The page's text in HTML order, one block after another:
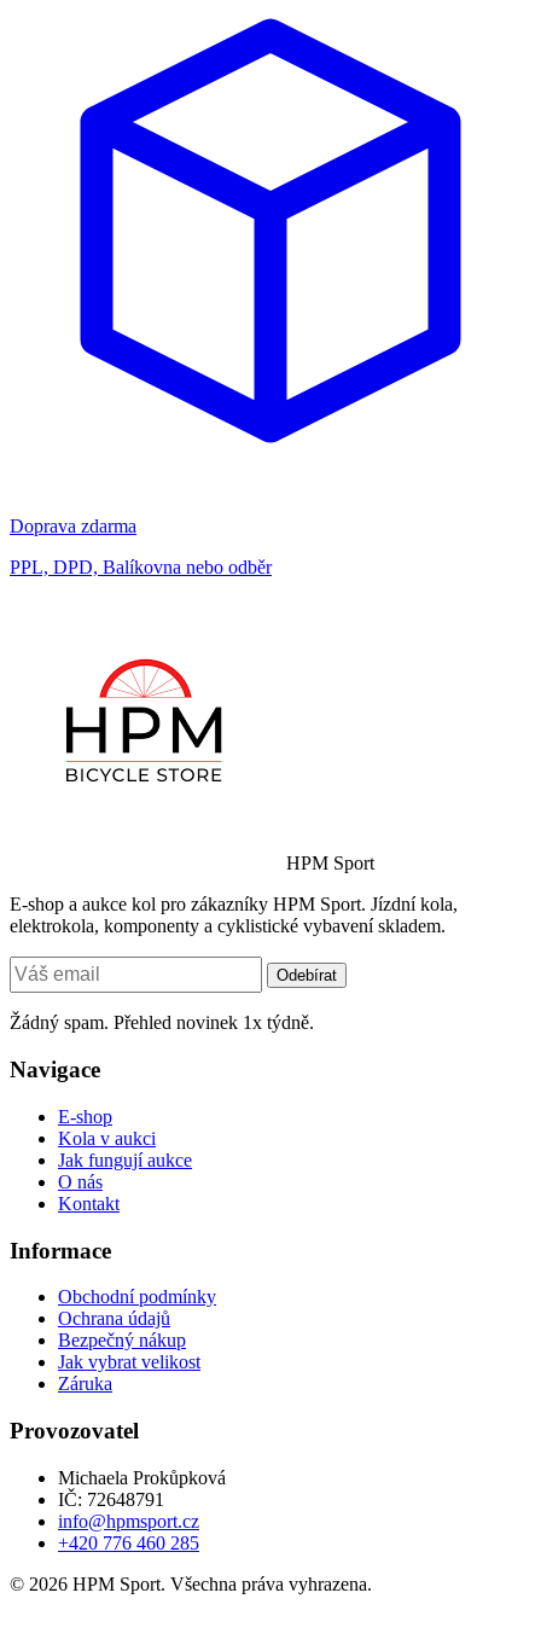
Doprava zdarma
PPL, DPD, Balíkovna nebo odběr
HPM Sport
E-shop a aukce kol pro zákazníky HPM Sport. Jízdní kola,
elektrokola, komponenty a cyklistické vybavení skladem.
Odebírat
Žádný spam. Přehled novinek 1x týdně.
Navigace
E-shop
Kola v aukci
Jak fungují aukce
O nás
Kontakt
Informace
Obchodní podmínky
Ochrana údajů
Bezpečný nákup
Jak vybrat velikost
Záruka
Provozovatel
Michaela Prokůpková
IČ: 72648791
info@hpmsport.cz
+420 776 460 285
© 2026 HPM Sport. Všechna práva vyhrazena.